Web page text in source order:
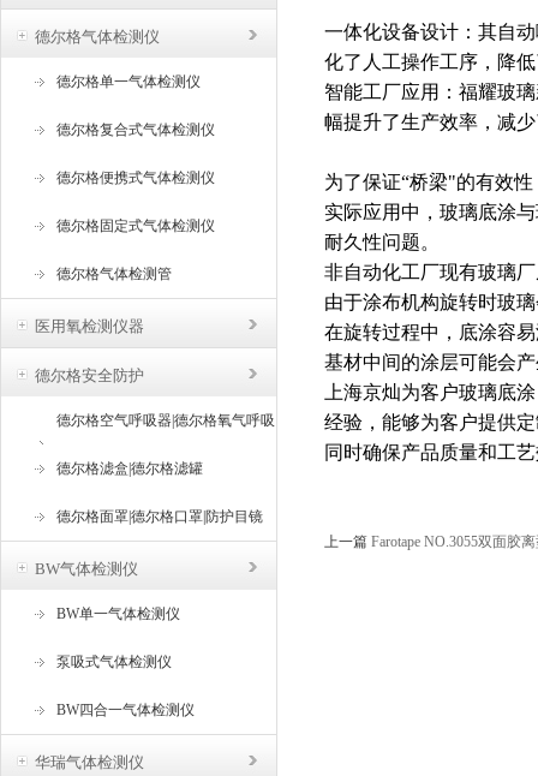
德尔格气体检测仪
德尔格单一气体检测仪
德尔格复合式气体检测仪
德尔格便携式气体检测仪
德尔格固定式气体检测仪
德尔格气体检测管
医用氧检测仪器
德尔格安全防护
德尔格空气呼吸器|德尔格氧气呼吸
器
德尔格滤盒|德尔格滤罐
德尔格面罩|德尔格口罩|防护目镜
BW气体检测仪
BW单一气体检测仪
泵吸式气体检测仪
BW四合一气体检测仪
华瑞气体检测仪
一体化设备设计‌：其自
化了人工操作工序，降
智能工厂应用‌：福耀玻
幅提升了生产效率，减
为了保证“桥梁"的有效
实际应用中，玻璃底涂
耐久性问题。
非自动化工厂现有玻璃
由于涂布机构旋转时玻
在旋转过程中，底涂容
基材中间的涂层可能会
上海京灿为客户玻璃底
经验，能够为客户提供
同时确保产品质量和工
上一篇 Farotape NO.3055双面胶